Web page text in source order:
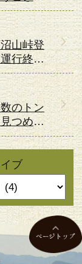
山峠登
行終了
のトン
つめた
ブ